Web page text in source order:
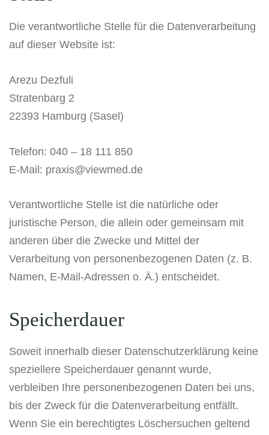
Die verantwortliche Stelle für die Datenverarbeitung
auf dieser Website ist:
Arezu Dezfuli
Stratenbarg 2
22393 Hamburg (Sasel)
Telefon: 040 – 18 111 850
E-Mail: praxis@viewmed.de
Verantwortliche Stelle ist die natürliche oder
juristische Person, die allein oder gemeinsam mit
anderen über die Zwecke und Mittel der
Verarbeitung von personenbezogenen Daten (z. B.
Namen, E-Mail-Adressen o. Ä.) entscheidet.
Speicherdauer
Soweit innerhalb dieser Datenschutzerklärung keine
speziellere Speicherdauer genannt wurde,
verbleiben Ihre personenbezogenen Daten bei uns,
bis der Zweck für die Datenverarbeitung entfällt.
Wenn Sie ein berechtigtes Löschersuchen geltend